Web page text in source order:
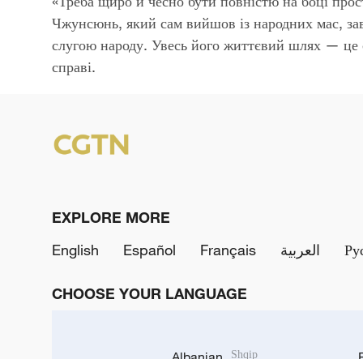
Чжунсюнь, який сам вийшов із народних мас,
слугою народу. Увесь його життєвий шлях — це
справі.
EXPLORE MORE
English
Español Français العربية
CHOOSE YOUR LANGUAGE
Shqip